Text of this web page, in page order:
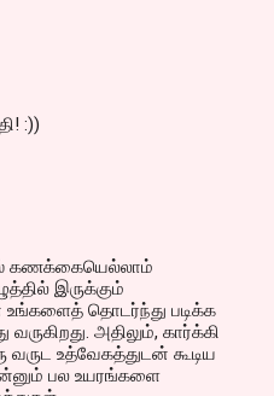
:))
கணக்கையெல்லாம்
இருக்கும்
தொடர்ந்து படிக்க
அதிலும், கார்க்கி
உத்வேகத்துடன் கூடிய
பல உயரங்களை